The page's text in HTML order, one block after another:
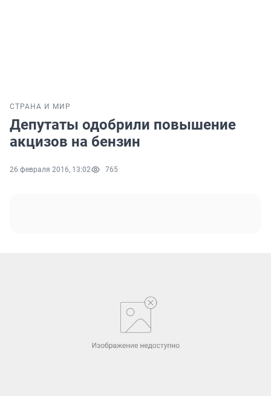
СТРАНА И МИР
Депутаты одобрили повышение
акцизов на бензин
26 февраля 2016, 13:02 765